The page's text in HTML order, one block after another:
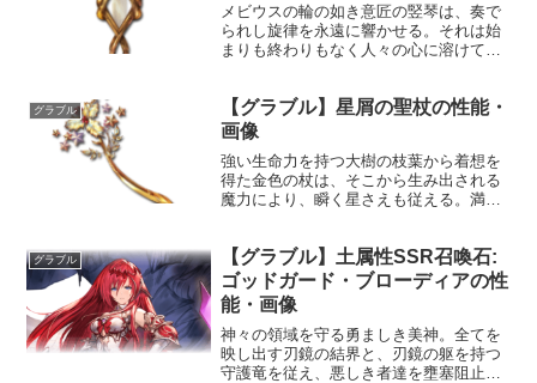
メビウスの輪の如き意匠の竪琴は、奏で
られし旋律を永遠に響かせる。それは始
まりも終わりもなく人々の心に溶けてゆ
MAXLv2402225100奥義フュージョンリ
アクション敵に光属...
グラブル
【グラブル】星屑の聖杖の性能・
画像
強い生命力を持つ大樹の枝葉から着想を
得た金色の杖は、そこから生み出される
魔力により、瞬く星さえも従える。満月
き立たせるだろう。性能属性武器種解放
段階水杖HP攻撃力MAX...
グラブル
【グラブル】土属性SSR召喚石:
ゴッドガード・ブローディアの性
能・画像
神々の領域を守る勇ましき美神。全てを
映し出す刃鏡の結界と、刃鏡の躯を持つ
守護竜を従え、悪しき者達を壅塞阻止せ